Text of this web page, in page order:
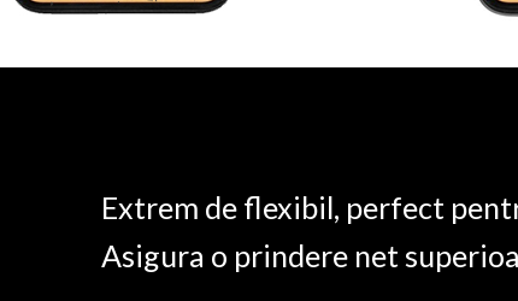
Extrem de flexibil, perfect
Asigura o prindere net